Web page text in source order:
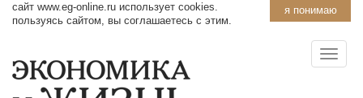
я понимаю
сайт www.eg-online.ru использует cookies.
пользуясь сайтом, вы соглашаетесь с этим.